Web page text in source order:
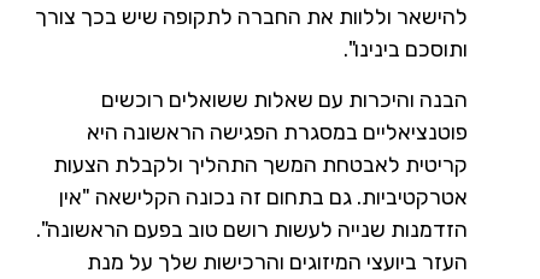
להישאר וללוות את החברה לתקופה שיש בכך צורך
ותוסכם בינינו".
הבנה והיכרות עם שאלות ששואלים רוכשים
פוטנציאליים במסגרת הפגישה הראשונה היא
קריטית לאבטחת המשך התהליך ולקבלת הצעות
אטרקטיביות. גם בתחום זה נכונה הקלישאה "אין
הזדמנות שנייה לעשות רושם טוב בפעם הראשונה".
העזר ביועצי המיזוגים והרכישות שלך על מנת